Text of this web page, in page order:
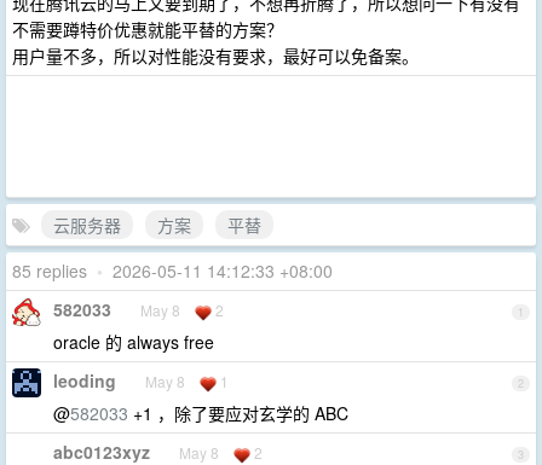
不需要蹲特价优惠就能平替的方案？
用户量不多，所以对性能没有要求，最好可以免备案。
云服务器 方案
平替
85 replies • 2026-05-11 14:12:33 +08:00
1
582033 May 8 2
oracle 的 always free
2
leoding May 8 1
@582033 +1 ，除了要应对玄学的 ABC
3
abc0123xyz May 8 2